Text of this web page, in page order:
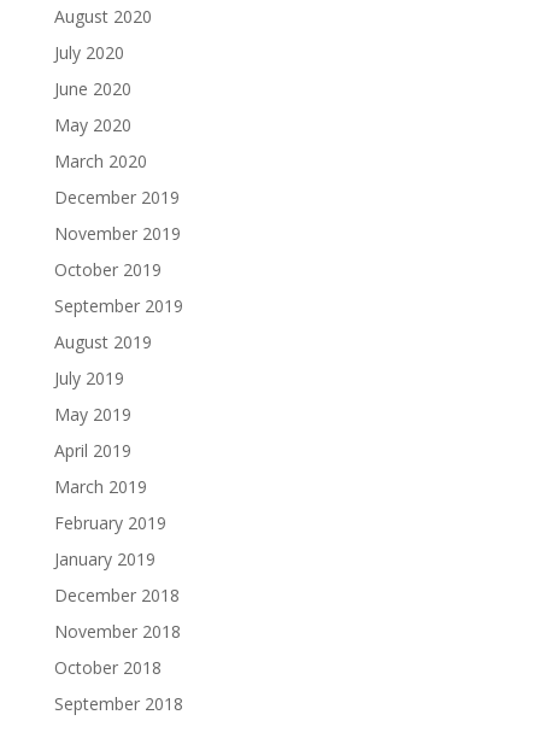
August 2020
July 2020
June 2020
May 2020
March 2020
December 2019
November 2019
October 2019
September 2019
August 2019
July 2019
May 2019
April 2019
March 2019
February 2019
January 2019
December 2018
November 2018
October 2018
September 2018